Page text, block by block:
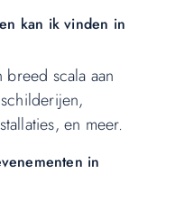
kan ik vinden in
scala aan
en meer.
in